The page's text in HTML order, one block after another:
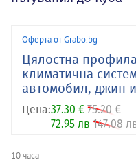
Оферта от Grabo.bg
Цялостна
климатична
автомобил, джип
Цена:37.30 € 75.20 €
72.95 лв 147.08
10 часа